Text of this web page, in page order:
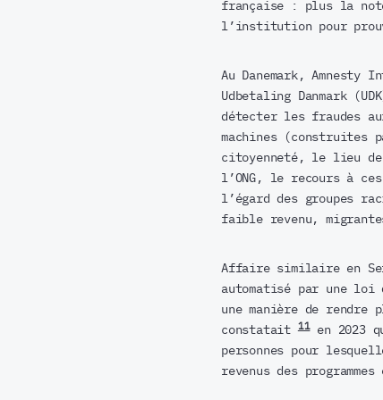
française : plus la
l’institution pour
Au Danemark,
Udbetaling Danmark
détecter les fraudes
machines (construites
citoyenneté, le lieu
l’ONG, le recours à
l’égard des groupes
faible revenu,
Affaire similaire en
automatisé par une loi
une manière de
constatait11en 2023
personnes pour
revenus des